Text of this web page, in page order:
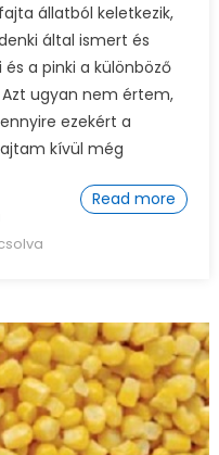
állatból keletkezik,
által ismert és
a pinki a különböző
ugyan nem értem,
ezekért a
kívül még
Read more
pinki, báb